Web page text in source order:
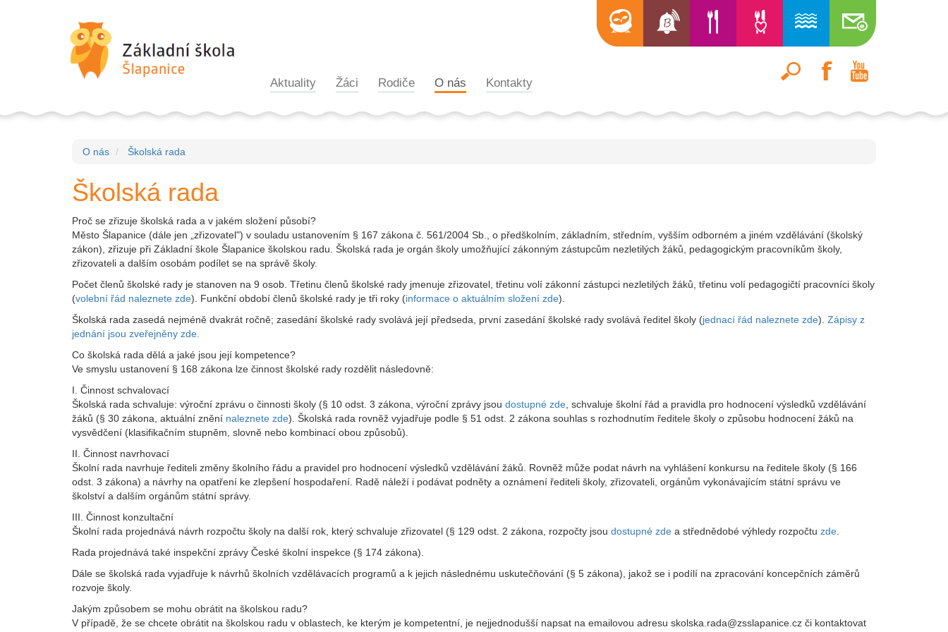
Aktuality Žáci Rodiče O nás Kontakty
O nás Školská rada
Školská rada
Proč se zřizuje školská rada a v jakém složení působí?
Město Šlapanice (dále jen „zřizovatel") v souladu ustanovením § 167 zákona č. 561/2004 Sb., o předškolním, základním, středním, vyšším odborném a jiném vzdělávání (školský
zákon), zřizuje při Základní škole Šlapanice školskou radu. Školská rada je orgán školy umožňující zákonným zástupcům nezletilých žáků, pedagogickým pracovníkům školy,
zřizovateli a dalším osobám podílet se na správě školy.
Počet členů školské rady je stanoven na 9 osob. Třetinu členů školské rady jmenuje zřizovatel, třetinu volí zákonní zástupci nezletilých žáků, třetinu volí pedagogičtí pracovníci školy
(volební řád naleznete zde). Funkční období členů školské rady je tři roky (informace o aktuálním složení zde).
Školská rada zasedá nejméně dvakrát ročně; zasedání školské rady svolává její předseda, první zasedání školské rady svolává ředitel školy (jednací řád naleznete zde). Zápisy z
jednání jsou zveřejněny zde.
Co školská rada dělá a jaké jsou její kompetence?
Ve smyslu ustanovení § 168 zákona lze činnost školské rady rozdělit následovně:
I. Činnost schvalovací
Školská rada schvaluje: výroční zprávu o činnosti školy (§ 10 odst. 3 zákona, výroční zprávy jsou dostupné zde , schvaluje školní řád a pravidla pro hodnocení výsledků vzdělávání
žáků (§ 30 zákona, aktuální znění naleznete zde). Školská rada rovněž vyjadřuje podle § 51 odst. 2 zákona souhlas s rozhodnutím ředitele školy o způsobu hodnocení žáků na
vysvědčení (klasifikačním stupněm, slovně nebo kombinací obou způsobů).
II. Činnost navrhovací
Školní rada navrhuje řediteli změny školního řádu a pravidel pro hodnocení výsledků vzdělávání žáků. Rovněž může podat návrh na vyhlášení konkursu na ředitele školy (§ 166
odst. 3 zákona) a návrhy na opatření ke zlepšení hospodaření. Radě náleží i podávat podněty a oznámení řediteli školy, zřizovateli, orgánům vykonávajícím státní správu ve
školství a dalším orgánům státní správy.
III. Činnost konzultační
Školní rada projednává návrh rozpočtu školy na další rok, který schvaluje zřizovatel (§ 129 odst. 2 zákona, rozpočty jsou dostupné zde a střednědobé výhledy rozpočtu zde
Rada projednává také inspekční zprávy České školní inspekce (§ 174 zákona).
Dále se školská rada vyjadřuje k návrhů školních vzdělávacích programů a k jejich následnému uskutečňování (§ 5 zákona), jakož se i podílí na zpracování koncepčních záměrů
rozvoje školy.
Jakým způsobem se mohu obrátit na školskou radu?
V případě, že se chcete obrátit na školskou radu v oblastech, ke kterým je kompetentní, je nejjednodušší napsat na emailovou adresu skolska.rada@zsslapanice.cz či kontaktovat